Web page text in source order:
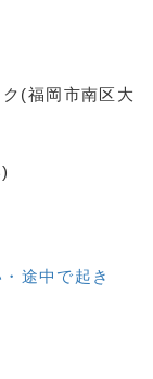
(福岡市南区大
)
途中で起き